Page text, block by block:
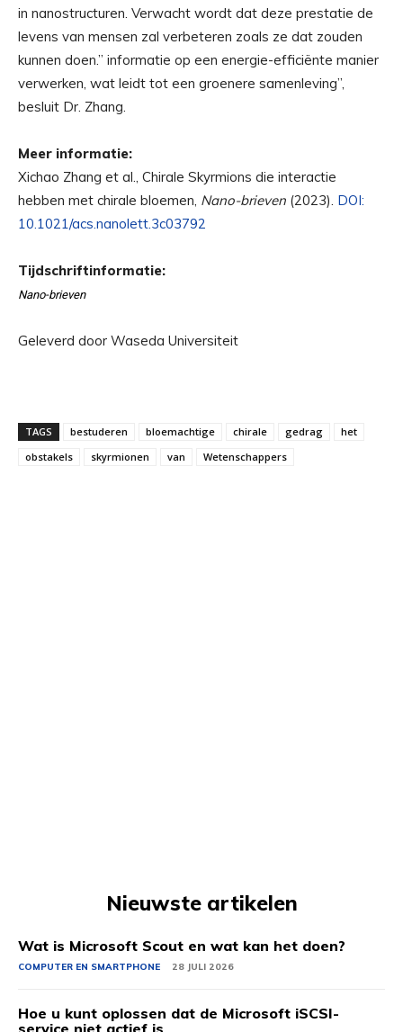
in nanostructuren. Verwacht wordt dat deze prestatie de
levens van mensen zal verbeteren zoals ze dat zouden
kunnen doen.” informatie op een energie-efficiënte manier
verwerken, wat leidt tot een groenere samenleving”,
besluit Dr. Zhang.
Meer informatie:
Xichao Zhang et al., Chirale Skyrmions die interactie
hebben met chirale bloemen, Nano-brieven (2023). DOI:
10.1021/acs.nanolett.3c03792
Tijdschriftinformatie:
Nano-brieven
Geleverd door Waseda Universiteit
TAGS bestuderen bloemachtige chirale gedrag
het
obstakels
skyrmionen van Wetenschappers
Nieuwste artikelen
Wat is Microsoft Scout en wat kan het doen?
COMPUTER EN SMARTPHONE 28 JULI 2026
Hoe u kunt oplossen dat de Microsoft iSCSI-